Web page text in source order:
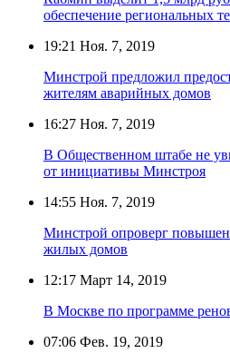
обеспечение региональных
19:21 Ноя. 7, 2019
Минстрой предложил
жителям аварийных домов
16:27 Ноя. 7, 2019
В Общественном штабе не
от инициативы Минстроя
14:55 Ноя. 7, 2019
Минстрой опроверг
жилых домов
12:17 Март 14, 2019
В Москве по программе
07:06 Фев. 19, 2019